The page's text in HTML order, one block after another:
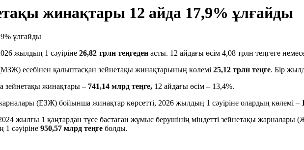
жинақтары 12 айда 17,9% ұлғайды
жылдың 1 сәуіріне 26,82 трлн теңгеден асты. 12 айдағы өсім 4,08 трлн теңгеге
есебінен қалыптасқан зейнетақы жинақтарының көлемі 25,12 трлн теңге. Бір
зейнетақы жинақтары – 741,14 млрд теңге, 12 айдағы өсім – 13,4%.
(ЕЗЖ) бойынша жинақтар көрсетті, 2026 жылдың 1 сәуіріне олардың көлемі –
жылғы 1 қаңтардан түсе бастаған жұмыс берушінің міндетті зейнетақы
сәуіріне 950,57 млрд теңге болды.